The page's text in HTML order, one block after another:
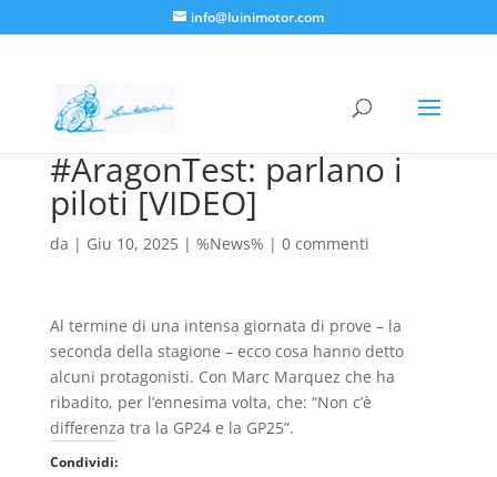
info@luinimotor.com
#AragonTest: parlano i
piloti [VIDEO]
da | Giu 10, 2025| %News% | 0 commenti
Al termine di una intensa giornata di prove – la
seconda della stagione – ecco cosa hanno detto
alcuni protagonisti. Con Marc Marquez che ha
ribadito, per l’ennesima volta, che: “Non c’è
differenza tra la GP24 e la GP25”.
Condividi: